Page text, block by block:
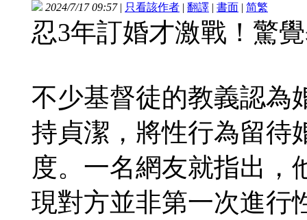
2024/7/17 09:57| 只看該作者 | 翻譯 | 書面 | 简繁
忍3年訂婚才激戰！驚
不少基督徒的教義認為
持貞潔，將性行為留待
度。一名網友就指出，
現對方並非第一次進行